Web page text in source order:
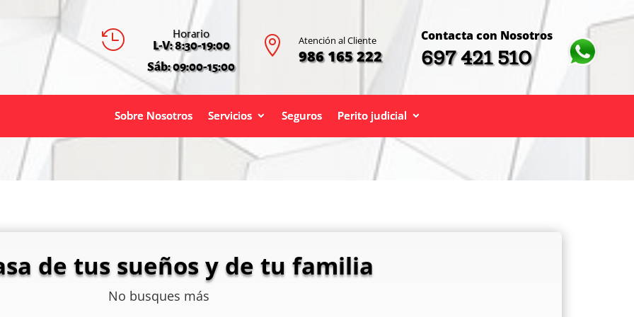
 Horario
L-V: 8:30-19:00
Sáb: 09:00-15:00
 Atención al Cliente
986 165 222
Contacta con Nosotros
697 421 510
Sobre Nosotros Servicios Seguros Perito judicial
de tus sueños y de tu familia
No busques más